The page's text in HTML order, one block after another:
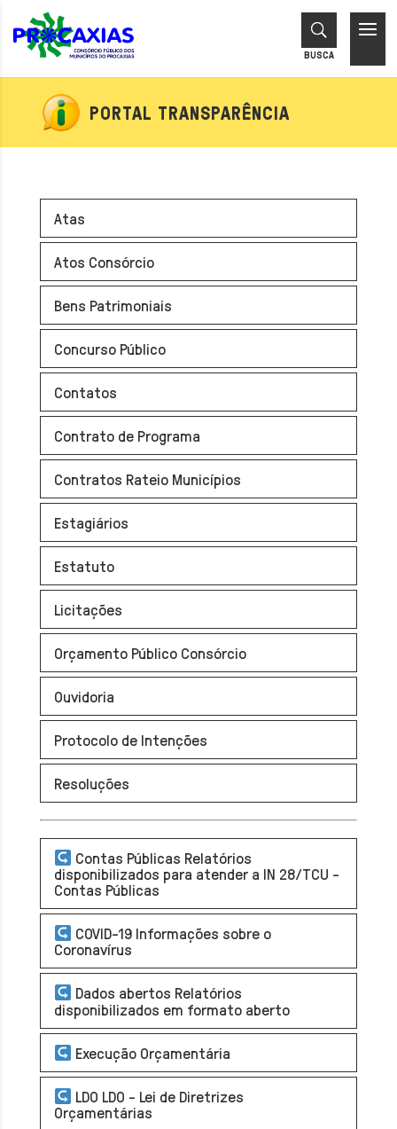
PORTAL TRANSPARÊNCIA
Atas
Atos Consórcio
Bens Patrimoniais
Concurso Público
Contatos
Contrato de Programa
Contratos Rateio Municípios
Estagiários
Estatuto
Licitações
Orçamento Público Consórcio
Ouvidoria
Protocolo de Intenções
Resoluções
Contas Públicas Relatórios
disponibilizados para atender a IN 28/TCU -
Contas Públicas
COVID-19 Informações sobre o
Coronavírus
Dados abertos Relatórios
disponibilizados em formato aberto
Execução Orçamentária
LDO LDO - Lei de Diretrizes
Orçamentárias